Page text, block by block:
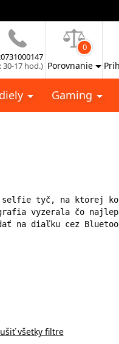
30-17 hod.)
0
Porovnanie
Gaming
selfie tyč, na ktorej
vyzerala čo
na diaľku cez
všetky filtre